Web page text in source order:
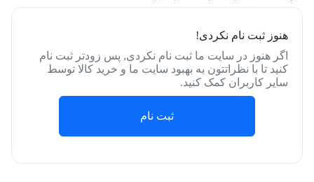
هنوز ثبت نام نکردی!
اگر هنوز در سایت ما ثبت نام نکردی, پس زودتر ثبت نام
کنید تا با نظراتتون به بهبود سایت ما و خرید کالا توسط
سایر کاربران کمک کنید.
ثبت نام